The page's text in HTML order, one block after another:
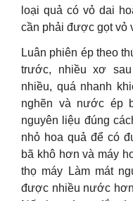
loại quả có vỏ dai
cần phải được gọt vỏ
Luân phiên ép theo
trước, nhiều xơ
nhiều, quá nhanh
nghẽn và nước ép
nguyên liệu đúng
nhỏ hoa quả để có
bã khô hơn và máy
thọ máy Làm mát
được nhiều nước